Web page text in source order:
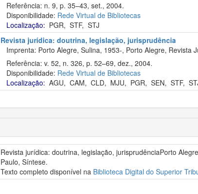
Referência: n. 9, p. 35–43, set., 2004.
Disponibilidade: Rede Virtual de Bibliotecas
Localização: PGR, STF, STJ
Revista jurídica: doutrina, legislação, jurisprudência
Imprenta: Porto Alegre, Sulina, 1953-, Porto Alegre, Revista
Referência: v. 52, n. 326, p. 52–69, dez., 2004.
Disponibilidade: Rede Virtual de Bibliotecas
Localização: AGU, CAM, CLD, MJU, PGR, SEN, STF,
Revista jurídica: doutrina, legislação, jurisprudênciaPorto
Paulo, Síntese.
Texto completo disponível na Biblioteca Digital do Superior